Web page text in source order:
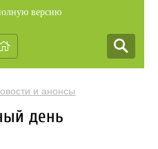
версию
и анонсы
день